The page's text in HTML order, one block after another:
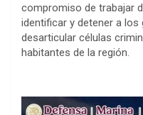
compromiso de trabajar
identificar y detener a los
desarticular células
habitantes de la región.